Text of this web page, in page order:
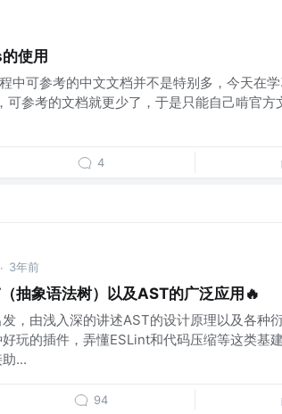
使用
中可参考的中文文档并不是特别多，今天在学
参考的文档就更少了，于是只能自己啃官方
4
· 3年前
抽象语法树）以及AST的广泛应用🔥
，由浅入深的讲述AST的设计原理以及各种
玩的插件，弄懂ESLint和代码压缩等这类基
...
94